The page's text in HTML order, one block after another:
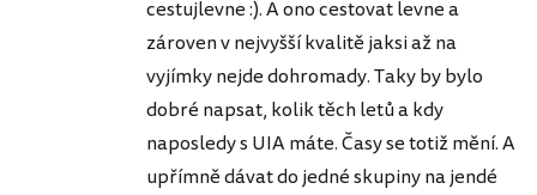
cestujlevne :). A ono cestovat levne a
zároven v nejvyšší kvalitě jaksi až na
vyjímky nejde dohromady. Taky by bylo
dobré napsat, kolik těch letů a kdy
naposledy s UIA máte. Časy se totiž mění. A
upřímně dávat do jedné skupiny na jendé